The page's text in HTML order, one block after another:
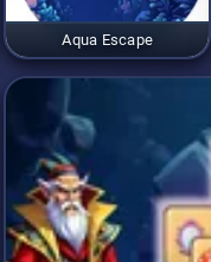
Aqua Escape